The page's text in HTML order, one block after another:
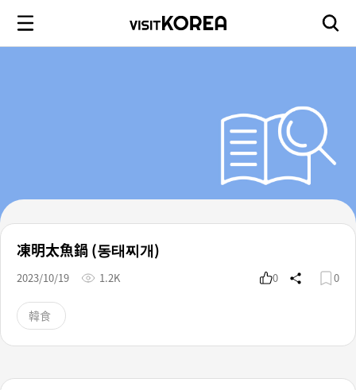
凍明太魚鍋 (동태찌개)
2023/10/19 1.2K 0 0
韓食